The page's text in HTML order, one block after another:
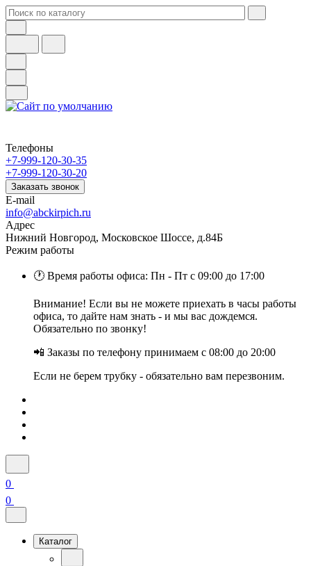
Телефоны
+7-999-120-30-35
+7-999-120-30-20
Заказать звонок
E-mail
info@abckirpich.ru
Адрес
Нижний Новгород, Московское Шоссе, д.84Б
Режим работы
🕐 Время работы офиса: Пн - Пт с 09:00 до 17:00
Внимание! Если вы не можете приехать в часы работы
офиса, то дайте нам знать - и мы вас дождемся.
Обязательно по звонку!
📲 Заказы по телефону принимаем с 08:00 до 20:00
Если не берем трубку - обязательно вам перезвоним.
0
0
Каталог